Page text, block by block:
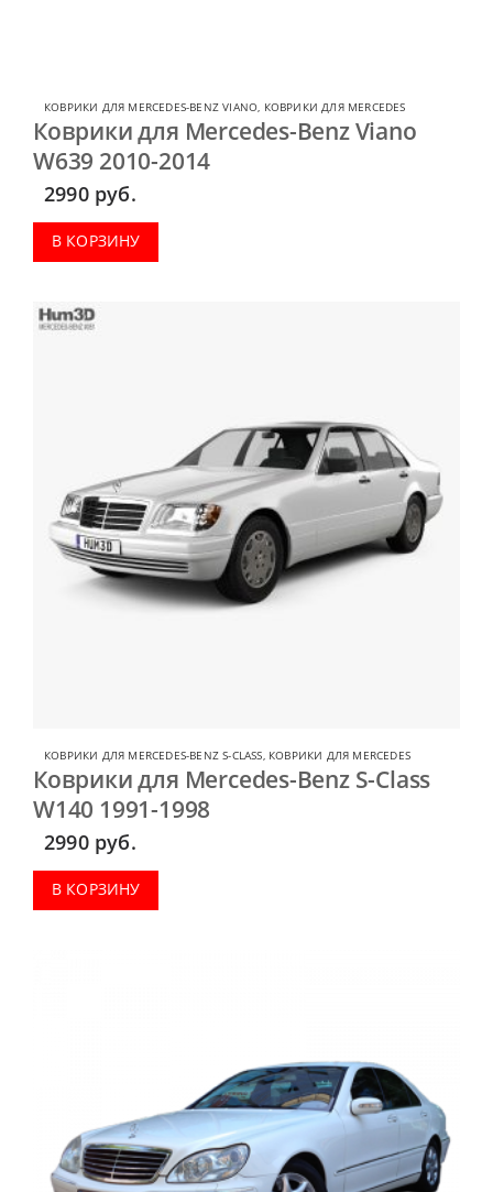
КОВРИКИ ДЛЯ MERCEDES-BENZ VIANO, КОВРИКИ ДЛЯ MERCEDES
Коврики для Mercedes-Benz Viano
W639 2010-2014
2990 руб.
В КОРЗИНУ
КОВРИКИ ДЛЯ MERCEDES-BENZ S-CLASS, КОВРИКИ ДЛЯ MERCEDES
Коврики для Mercedes-Benz S-Class
W140 1991-1998
2990 руб.
В КОРЗИНУ